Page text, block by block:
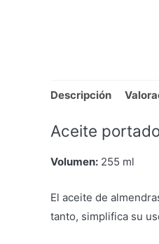
Descripción
Aceite
Volumen: 255 ml
El aceite de
tanto, simplifica su